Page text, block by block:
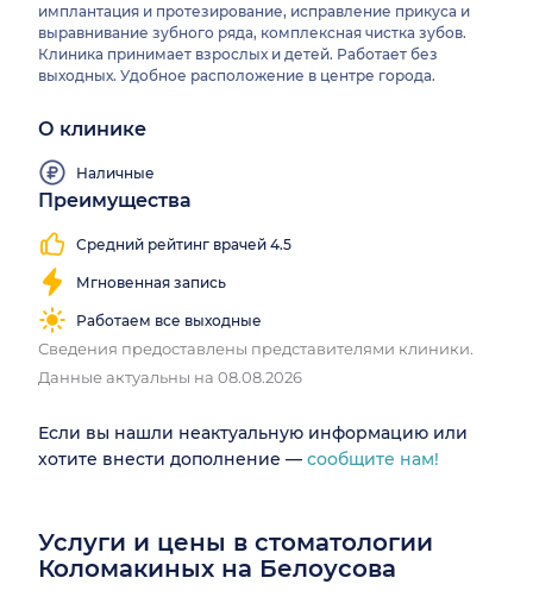
имплантация и протезирование, исправление прикуса и
выравнивание зубного ряда, комплексная чистка зубов.
Клиника принимает взрослых и детей. Работает без
выходных. Удобное расположение в центре города.
О клинике
Наличные
Преимущества
Средний рейтинг врачей 4.5
Мгновенная запись
Работаем все выходные
Сведения предоставлены представителями клиники.
Данные актуальны на 08.08.2026
Если вы нашли неактуальную информацию или
хотите внести дополнение — сообщите нам!
Услуги и цены в стоматологии
Коломакиных на Белоусова